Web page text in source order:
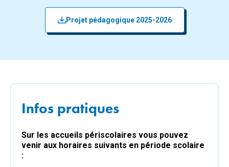
Projet pédagogique 2025-2026
Infos pratiques
Sur les accueils périscolaires vous pouvez
venir aux horaires suivants en période scolaire
: